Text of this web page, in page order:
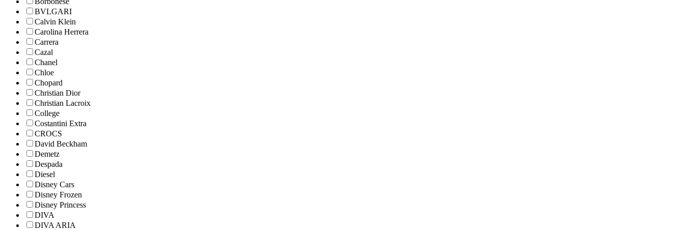
BVLGARI
Calvin Klein
Carolina Herrera
Carrera
Cazal
Chanel
Chloe
Chopard
Christian Dior
Christian Lacroix
College
Costantini Extra
CROCS
David Beckham
Demetz
Despada
Diesel
Disney Cars
Disney Frozen
Disney Princess
DIVA
DIVA ARIA